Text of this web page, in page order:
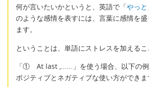
何が言いたいかというと、英語で「やっと
のような感情を表すには、言葉に感情を
ます。
ということは、単語にストレスを加えるこ
「① At last ,......」を使う場合、以下の
ポジティブとネガティブな使い方ができま